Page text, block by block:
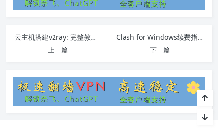
云主机搭建v2ray: 完整教程与常见问题解决
上一篇
Clash for Windows续费指南
下一篇